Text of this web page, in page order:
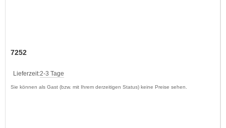
7252
Lieferzeit:2-3 Tage
Sie können als Gast (bzw. mit Ihrem derzeitigen Status) keine Preise sehen.